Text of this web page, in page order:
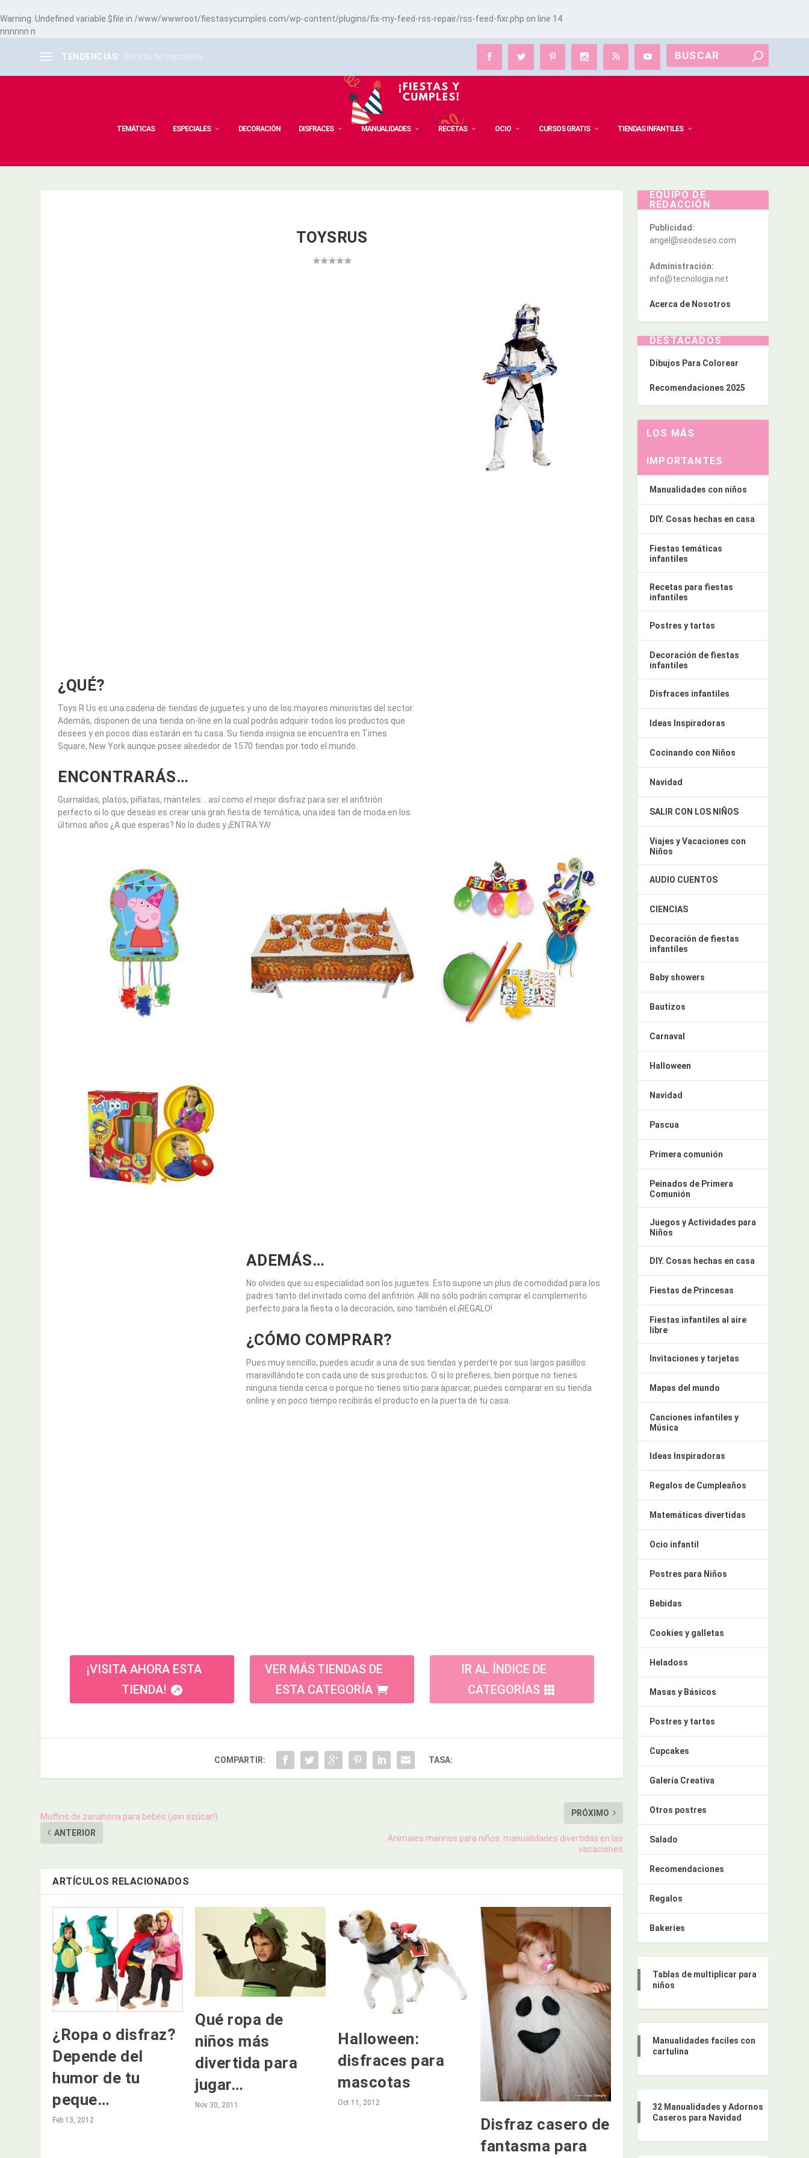
Warning: Undefined variable $file in /www/wwwroot/fiestasycumples.com/wp-content/plugins/fix-my-feed-rss-repair/rss-feed-fixr.php on line 14
nnnnnn n
TENDENCIAS: Receta de cupcakes
TEMÁTICAS ESPECIALES DECORACIÓN DISFRACES MANUALIDADES RECETAS OCIO CURSOS GRATIS TIENDAS INFANTILES
TOYSRUS
¿QUÉ?
Toys R Us es una cadena de tiendas de juguetes y uno de los mayores minoristas del sector.
Además, disponen de una tienda on-line en la cual podrás adquirir todos los productos que
desees y en pocos días estarán en tu casa. Su tienda insignia se encuentra en Times
Square, New York aunque posee alrededor de 1570 tiendas por todo el mundo.
ENCONTRARÁS…
Guirnaldas, platos, piñatas, manteles… así como el mejor disfraz para ser el anfitrión
perfecto si lo que deseas es crear una gran fiesta de temática, una idea tan de moda en los
últimos años ¿A que esperas? No lo dudes y ¡ENTRA YA!
ADEMÁS…
No olvides que su especialidad son los juguetes. Esto supone un plus de comodidad para los
padres tanto del invitado como del anfitrión. Allí no sólo podrán comprar el complemento
perfecto para la fiesta o la decoración, sino también el ¡REGALO!
¿CÓMO COMPRAR?
Pues muy sencillo, puedes acudir a una de sus tiendas y perderte por sus largos pasillos
maravillándote con cada uno de sus productos. O si lo prefieres, bien porque no tienes
ninguna tienda cerca o porque no tienes sitio para aparcar, puedes comparar en su tienda
online y en poco tiempo recibirás el producto en la puerta de tu casa.
¡VISITA AHORA ESTA
TIENDA!
VER MÁS TIENDAS DE
ESTA CATEGORÍA
IR AL ÍNDICE DE
CATEGORÍAS
COMPARTIR: TASA:
Muffins de zanahoria para bebés (¡sin azúcar!)
ANTERIOR
PRÓXIMO
Animales marinos para niños: manualidades divertidas en las
vacaciones
ARTÍCULOS RELACIONADOS
¿Ropa o disfraz?
Depende del
humor de tu
peque…
Feb 13, 2012
Qué ropa de
niños más
divertida para
jugar…
Nov 30, 2011
Halloween:
disfraces para
mascotas
Oct 11, 2012
Disfraz casero de
fantasma para
EQUIPO DE
REDACCIÓN
Publicidad:
angel@seodeseo.com
Administración:
info@tecnologia.net
Acerca de Nosotros
DESTACADOS
Dibujos Para Colorear
Recomendaciones 2025
LOS MÁS
IMPORTANTES
Manualidades con niños
DIY. Cosas hechas en casa
Fiestas temáticas
infantiles
Recetas para fiestas
infantiles
Postres y tartas
Decoración de fiestas
infantiles
Disfraces infantiles
Ideas Inspiradoras
Cocinando con Niños
Navidad
SALIR CON LOS NIÑOS
Viajes y Vacaciones con
Niños
AUDIO CUENTOS
CIENCIAS
Decoración de fiestas
infantiles
Baby showers
Bautizos
Carnaval
Halloween
Navidad
Pascua
Primera comunión
Peinados de Primera
Comunión
Juegos y Actividades para
Niños
DIY. Cosas hechas en casa
Fiestas de Princesas
Fiestas infantiles al aire
libre
Invitaciones y tarjetas
Mapas del mundo
Canciones infantiles y
Música
Ideas Inspiradoras
Regalos de Cumpleaños
Matemáticas divertidas
Ocio infantil
Postres para Niños
Bebidas
Cookies y galletas
Heladoss
Masas y Básicos
Postres y tartas
Cupcakes
Galería Creativa
Otros postres
Salado
Recomendaciones
Regalos
Bakeries
Tablas de multiplicar para
niños
Manualidades faciles con
cartulina
32 Manualidades y Adornos
Caseros para Navidad